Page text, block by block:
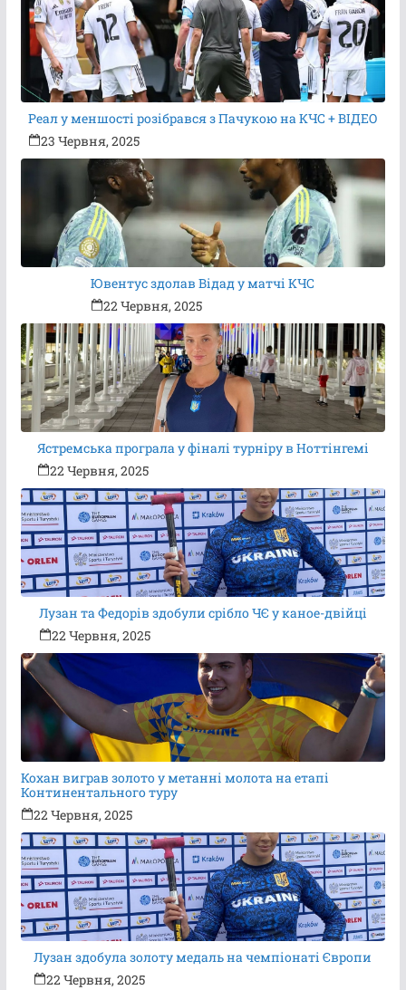
Реал у меншості розібрався з Пачукою на КЧС + ВІДЕО
23 Червня, 2025
Ювентус здолав Відад у матчі КЧС
22 Червня, 2025
Ястремська програла у фіналі турніру в Ноттінгемі
22 Червня, 2025
Лузан та Федорів здобули срібло ЧЄ у каное-двійці
22 Червня, 2025
Кохан виграв золото у метанні молота на етапі
Континентального туру
22 Червня, 2025
Лузан здобула золоту медаль на чемпіонаті Європи
22 Червня, 2025